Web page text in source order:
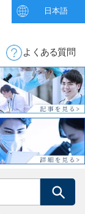
日本語
よくある質問
検索